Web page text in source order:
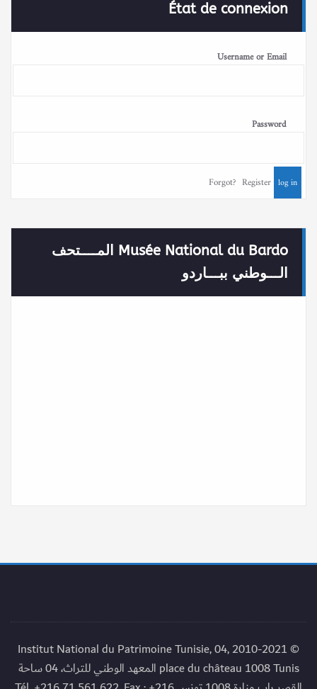
État de connexion
Username or Email
Password
Forgot? Register
Musée National du Bardo المــــتحف
الـــوطني ببـــاردو
© 2010-2021 Institut National du Patrimoine Tunisie, 04,
place du château 1008 Tunis المعهد الوطني للتراث، 04 ساحة